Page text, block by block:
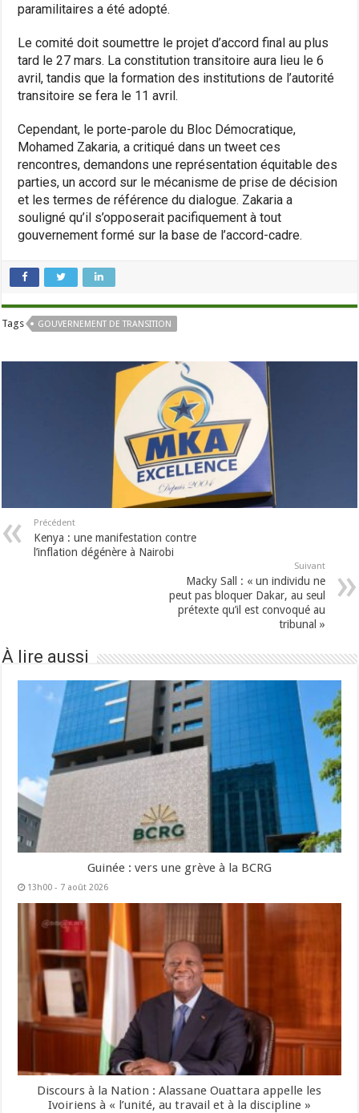
paramilitaires a été adopté.
Le comité doit soumettre le projet d’accord final au plus
tard le 27 mars. La constitution transitoire aura lieu le 6
avril, tandis que la formation des institutions de l’autorité
transitoire se fera le 11 avril.
Cependant, le porte-parole du Bloc Démocratique,
Mohamed Zakaria, a critiqué dans un tweet ces
rencontres, demandons une représentation équitable des
parties, un accord sur le mécanisme de prise de décision
et les termes de référence du dialogue. Zakaria a
souligné qu’il s’opposerait pacifiquement à tout
gouvernement formé sur la base de l’accord-cadre.
Tags GOUVERNEMENT DE TRANSITION
Précédent
Kenya : une manifestation contre
l’inflation dégénère à Nairobi
Suivant
Macky Sall : « un individu ne
peut pas bloquer Dakar, au seul
prétexte qu’il est convoqué au
tribunal »
À lire aussi
Guinée : vers une grève à la BCRG
13h00 - 7 août 2026
Discours à la Nation : Alassane Ouattara appelle les
Ivoiriens à « l’unité, au travail et à la discipline »